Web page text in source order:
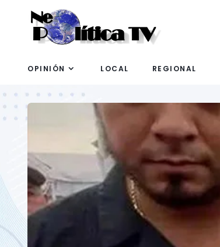
OPINIÓN LOCAL REGIONAL